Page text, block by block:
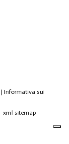
| Informativa sui
xml sitemap